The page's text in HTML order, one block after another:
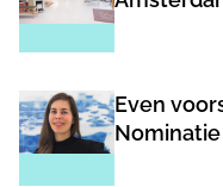
Even
Nominatie